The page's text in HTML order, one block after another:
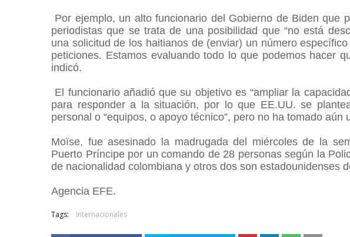
Por ejemplo, un alto funcionario del Gobierno de Biden que
periodistas que se trata de una posibilidad que “no está
una solicitud de los haitianos de (enviar) un número
peticiones. Estamos evaluando todo lo que podemos hacer
indicó.
El funcionario añadió que su objetivo es “ampliar la
para responder a la situación, por lo que EE.UU. se
personal o “equipos, o apoyo técnico”, pero no ha tomado aún
Moïse, fue asesinado la madrugada del miércoles de la
Puerto Príncipe por un comando de 28 personas según la
de nacionalidad colombiana y otros dos son estadounidenses
Agencia EFE.
Tags: Internacionales